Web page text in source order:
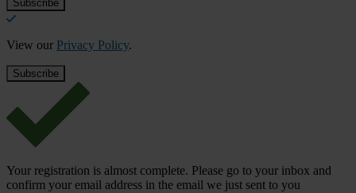
View our Privacy Policy.
Your registration is almost complete. Please go to your inbox and
confirm your email address in the email we just sent to you